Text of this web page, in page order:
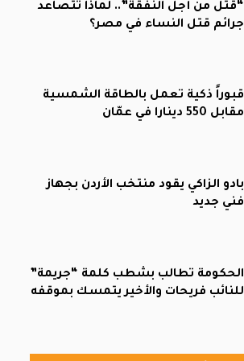
“قتل من أجل النفقة”.. لماذا تتصاعد
جرائم قتل النساء في مصر؟
قبوراً ذكية تعمل بالطاقة الشمسية
مقابل 550 دينارا في عمّان
بادو الزاكي يقود منتخب الأردن بجهاز
فني جديد
الحكومة تطالب بشطب كلمة “جريمة”
للنائب فريحات والأخير يتمسك بموقفه